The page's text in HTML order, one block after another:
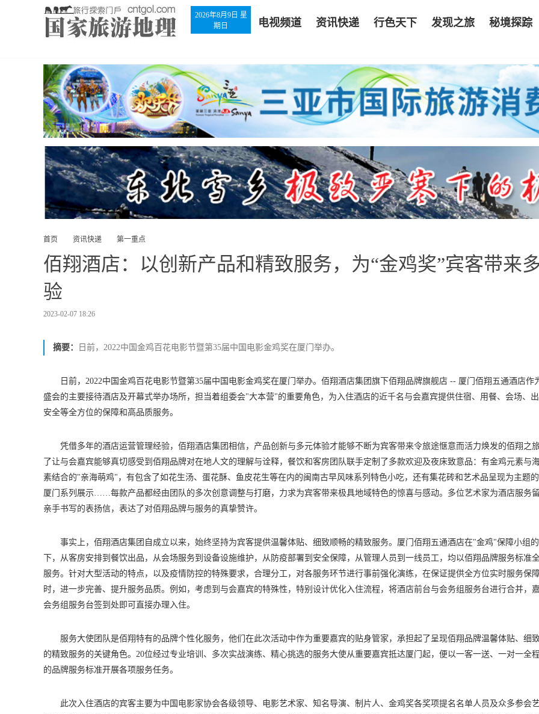
2026年8月9日 星
期日
电视频道 资讯快递 行色天下 发现之旅 秘境探踪
首页 资讯快递 第一重点
佰翔酒店：以创新产品和精致服务，为“金鸡奖”宾客带来
验
2023-02-07 18:26
摘要： 日前，2022中国金鸡百花电影节暨第35届中国电影金鸡奖在厦门举办。
日前，2022中国金鸡百花电影节暨第35届中国电影金鸡奖在厦门举办。佰翔酒店集团旗下佰翔品牌旗舰店 -- 厦门佰翔五通酒店作
盛会的主要接待酒店及开幕式举办场所，担当着组委会"大本营"的重要角色，为入住酒店的近千名与会嘉宾提供住宿、用餐、会场、
安全等全方位的保障和高品质服务。
凭借多年的酒店运营管理经验，佰翔酒店集团相信，产品创新与多元体验才能够不断为宾客带来令旅途惬意而活力焕发的佰翔之
了让与会嘉宾能够真切感受到佰翔品牌对在地人文的理解与诠释，餐饮和客房团队联手定制了多款欢迎及夜床致意品：有金鸡元素与
素结合的"亲海萌鸡"，有包含了如花生汤、蛋花酥、鱼皮花生等在内的闽南古早风味系列特色小吃，还有集花砖和艺术品呈现为主题
厦门系列展示……每款产品都经由团队的多次创意调整与打磨，力求为宾客带来极具地域特色的惊喜与感动。多位艺术家为酒店服务
亲手书写的表扬信，表达了对佰翔品牌与服务的真挚赞许。
事实上，佰翔酒店集团自成立以来，始终坚持为宾客提供温馨体贴、细致顺畅的精致服务。厦门佰翔五通酒店在"金鸡"保障小组
下，从客房安排到餐饮出品，从会场服务到设备设施维护，从防疫部署到安全保障，从管理人员到一线员工，均以佰翔品牌服务标准
服务。针对大型活动的特点，以及疫情防控的特殊要求，合理分工，对各服务环节进行事前强化演练，在保证提供全方位实时服务保
时，进一步完善、提升服务品质。例如，考虑到与会嘉宾的特殊性，特别设计优化入住流程，将酒店前台与会务组服务台进行合并，
会务组服务台签到处即可直接办理入住。
服务大使团队是佰翔特有的品牌个性化服务，他们在此次活动中作为重要嘉宾的贴身管家，承担起了呈现佰翔品牌温馨体贴、细
的精致服务的关键角色。20位经过专业培训、多次实战演练、精心挑选的服务大使从重要嘉宾抵达厦门起，便以一客一送、一对一全
的品牌服务标准开展各项服务任务。
此次入住酒店的宾客主要为中国电影家协会各级领导、电影艺术家、知名导演、制片人、金鸡奖各奖项提名名单人员及众多参会